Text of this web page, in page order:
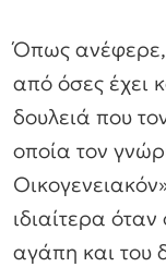
Όπως ανέφερε,
από όσες έχει
δουλειά που
οποία τον
ιδιαίτερα
αγάπη και του